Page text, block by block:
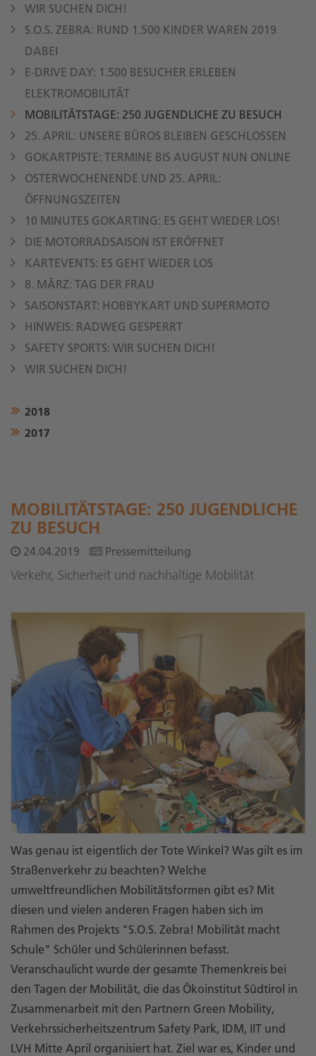
WIR SUCHEN DICH!
S.O.S. ZEBRA: RUND 1.500 KINDER WAREN 2019
DABEI
E-DRIVE DAY: 1.500 BESUCHER ERLEBEN
ELEKTROMOBILITÄT
MOBILITÄTSTAGE: 250 JUGENDLICHE ZU BESUCH
25. APRIL: UNSERE BÜROS BLEIBEN GESCHLOSSEN
GOKARTPISTE: TERMINE BIS AUGUST NUN ONLINE
OSTERWOCHENENDE UND 25. APRIL:
ÖFFNUNGSZEITEN
10 MINUTES GOKARTING: ES GEHT WIEDER LOS!
DIE MOTORRADSAISON IST ERÖFFNET
KARTEVENTS: ES GEHT WIEDER LOS
8. MÄRZ: TAG DER FRAU
SAISONSTART: HOBBYKART UND SUPERMOTO
HINWEIS: RADWEG GESPERRT
SAFETY SPORTS: WIR SUCHEN DICH!
WIR SUCHEN DICH!
2018
2017
MOBILITÄTSTAGE: 250 JUGENDLICHE
ZU BESUCH
24.04.2019 Pressemitteilung
Verkehr, Sicherheit und nachhaltige Mobilität
Was genau ist eigentlich der Tote Winkel? Was gilt es im
Straßenverkehr zu beachten? Welche
umweltfreundlichen Mobilitätsformen gibt es? Mit
diesen und vielen anderen Fragen haben sich im
Rahmen des Projekts "S.O.S. Zebra! Mobilität macht
Schule" Schüler und Schülerinnen befasst.
Veranschaulicht wurde der gesamte Themenkreis bei
den Tagen der Mobilität, die das Ökoinstitut Südtirol in
Zusammenarbeit mit den Partnern Green Mobility,
Verkehrssicherheitszentrum Safety Park, IDM, IIT und
LVH Mitte April organisiert hat. Ziel war es, Kinder und